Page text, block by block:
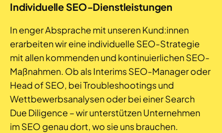
Individuelle SEO-Dienstleistungen
In enger Absprache mit unseren Kund:innen
erarbeiten wir eine individuelle SEO-Strategie
mit allen kommenden und kontinuierlichen SEO-
Maßnahmen. Ob als Interims SEO-Manager oder
Head of SEO, bei Troubleshootings und
Wettbewerbsanalysen oder bei einer Search
Due Diligence – wir unterstützen Unternehmen
im SEO genau dort, wo sie uns brauchen.